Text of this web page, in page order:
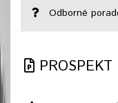
Odborné
PROSPEKT